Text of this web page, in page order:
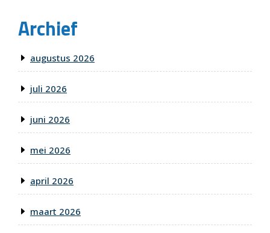
Archief
augustus 2026
juli 2026
juni 2026
mei 2026
april 2026
maart 2026